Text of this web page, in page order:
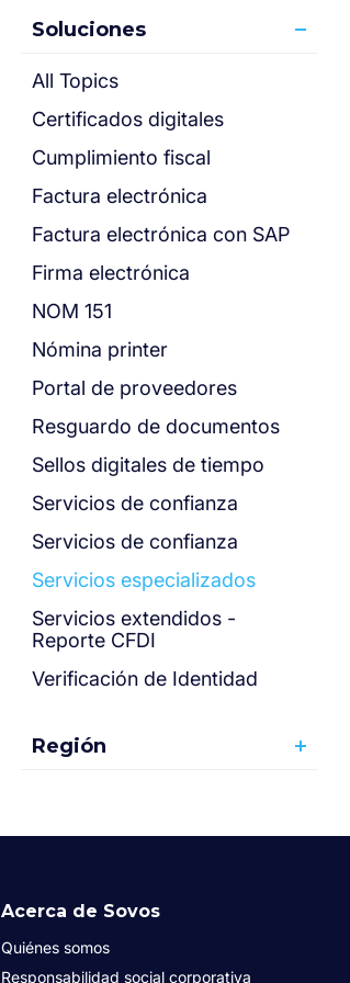
Soluciones
All Topics
Certificados digitales
Cumplimiento fiscal
Factura electrónica
Factura electrónica con SAP
Firma electrónica
NOM 151
Nómina printer
Portal de proveedores
Resguardo de documentos
Sellos digitales de tiempo
Servicios de confianza
Servicios de confianza
Servicios especializados
Servicios extendidos -
Reporte CFDI
Verificación de Identidad
Región
Acerca de Sovos
Quiénes somos
Responsabilidad social corporativa